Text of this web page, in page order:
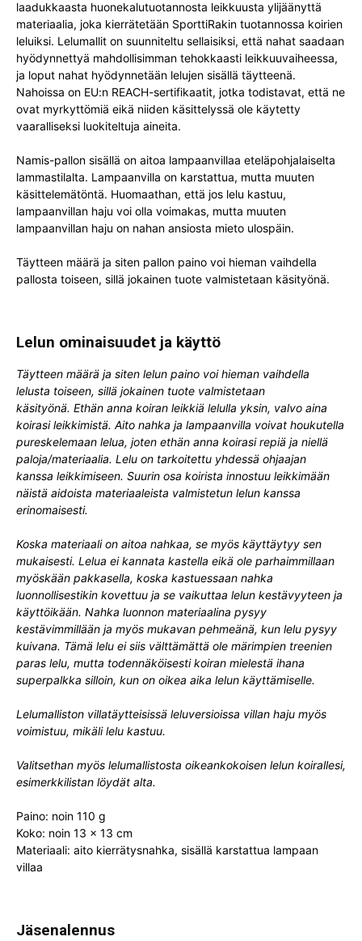
laadukkaasta huonekalutuotannosta leikkuusta ylijäänyttä
materiaalia, joka kierrätetään SporttiRakin tuotannossa koirien
leluiksi. Lelumallit on suunniteltu sellaisiksi, että nahat saadaan
hyödynnettyä mahdollisimman tehokkaasti leikkuuvaiheessa,
ja loput nahat hyödynnetään lelujen sisällä täytteenä.
Nahoissa on EU:n REACH-sertifikaatit, jotka todistavat, että ne
ovat myrkyttömiä eikä niiden käsittelyssä ole käytetty
vaaralliseksi luokiteltuja aineita.
Namis-pallon sisällä on aitoa lampaanvillaa eteläpohjalaiselta
lammastilalta. Lampaanvilla on karstattua, mutta muuten
käsittelemätöntä. Huomaathan, että jos lelu kastuu,
lampaanvillan haju voi olla voimakas, mutta muuten
lampaanvillan haju on nahan ansiosta mieto ulospäin.
Täytteen määrä ja siten pallon paino voi hieman vaihdella
pallosta toiseen, sillä jokainen tuote valmistetaan käsityönä.
Lelun ominaisuudet ja käyttö
Täytteen määrä ja siten lelun paino voi hieman vaihdella
lelusta toiseen, sillä jokainen tuote valmistetaan
käsityönä. Ethän anna koiran leikkiä lelulla yksin, valvo aina
koirasi leikkimistä. Aito nahka ja lampaanvilla voivat houkutella
pureskelemaan lelua, joten ethän anna koirasi repiä ja niellä
paloja/materiaalia. Lelu on tarkoitettu yhdessä ohjaajan
kanssa leikkimiseen. Suurin osa koirista innostuu leikkimään
näistä aidoista materiaaleista valmistetun lelun kanssa
erinomaisesti.
Koska materiaali on aitoa nahkaa, se myös käyttäytyy sen
mukaisesti. Lelua ei kannata kastella eikä ole parhaimmillaan
myöskään pakkasella, koska kastuessaan nahka
luonnollisestikin kovettuu ja se vaikuttaa lelun kestävyyteen ja
käyttöikään. Nahka luonnon materiaalina pysyy
kestävimmillään ja myös mukavan pehmeänä, kun lelu pysyy
kuivana. Tämä lelu ei siis välttämättä ole märimpien treenien
paras lelu, mutta todennäköisesti koiran mielestä ihana
superpalkka silloin, kun on oikea aika lelun käyttämiselle.
Lelumalliston villatäytteisissä leluversioissa villan haju myös
voimistuu, mikäli lelu kastuu.
Valitsethan myös lelumallistosta oikeankokoisen lelun koirallesi,
esimerkkilistan löydät alta.
Paino: noin 110 g
Koko: noin 13 x 13 cm
Materiaali: aito kierrätysnahka, sisällä karstattua lampaan
villaa
Jäsenalennus